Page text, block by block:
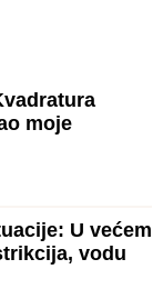
moje
U većem
vodu